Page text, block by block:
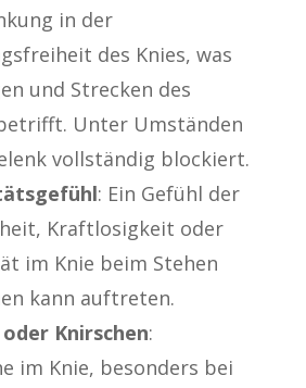
in der
des Knies, was
und Strecken des
Unter Umständen
vollständig blockiert.
: Ein Gefühl der
Kraftlosigkeit oder
im Knie beim Stehen
kann auftreten.
Knirschen:
im Knie, besonders bei